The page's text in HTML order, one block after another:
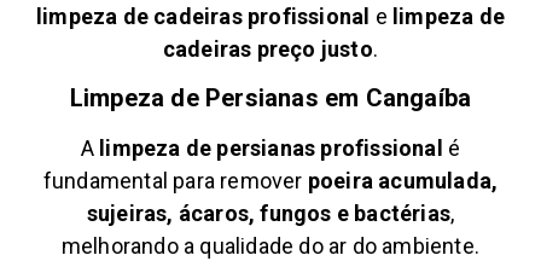
limpeza de cadeiras profissional e limpeza de
cadeiras preço justo.
Limpeza de Persianas em Cangaíba
A limpeza de persianas profissional é
fundamental para remover poeira acumulada,
sujeiras, ácaros, fungos e bactérias,
melhorando a qualidade do ar do ambiente.